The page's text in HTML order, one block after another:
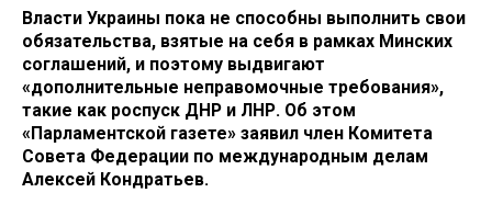
Власти Украины пока не способны выполнить свои
обязательства, взятые на себя в рамках Минских
соглашений, и поэтому выдвигают
«дополнительные неправомочные требования»,
такие как роспуск ДНР и ЛНР. Об этом
«Парламентской газете» заявил член Комитета
Совета Федерации по международным делам
Алексей Кондратьев.